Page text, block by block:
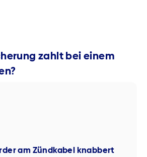
zahlt bei einem
am Zündkabel knabbert